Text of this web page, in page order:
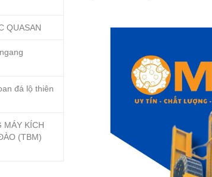
QUASAN
đá lộ thiên
MÁY KÍCH
(TBM)